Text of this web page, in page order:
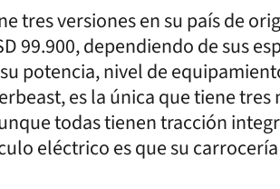
tres versiones en su país de
99.900, dependiendo de sus
potencia, nivel de
es la única que tiene
todas tienen tracción
eléctrico es que su